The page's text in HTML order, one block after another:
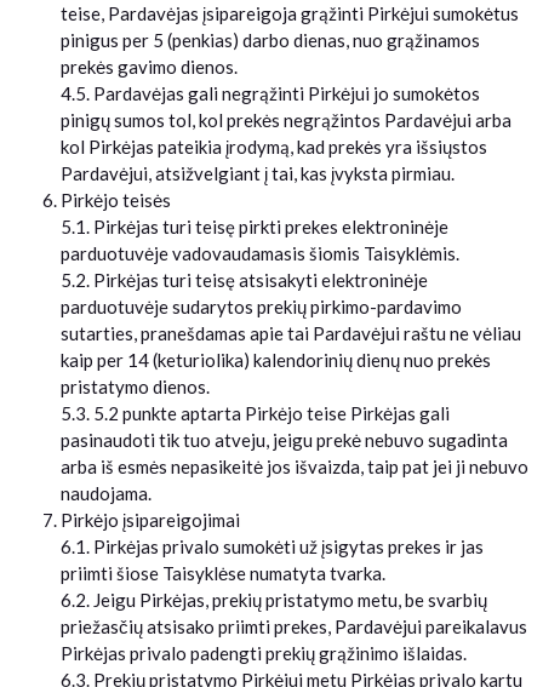
teise, Pardavėjas įsipareigoja grąžinti Pirkėjui sumokėtus
pinigus per 5 (penkias) darbo dienas, nuo grąžinamos
prekės gavimo dienos.
4.5. Pardavėjas gali negrąžinti Pirkėjui jo sumokėtos
pinigų sumos tol, kol prekės negrąžintos Pardavėjui arba
kol Pirkėjas pateikia įrodymą, kad prekės yra išsiųstos
Pardavėjui, atsižvelgiant į tai, kas įvyksta pirmiau.
Pirkėjo teisės
5.1. Pirkėjas turi teisę pirkti prekes elektroninėje
parduotuvėje vadovaudamasis šiomis Taisyklėmis.
5.2. Pirkėjas turi teisę atsisakyti elektroninėje
parduotuvėje sudarytos prekių pirkimo-pardavimo
sutarties, pranešdamas apie tai Pardavėjui raštu ne vėliau
kaip per 14 (keturiolika) kalendorinių dienų nuo prekės
pristatymo dienos.
5.3. 5.2 punkte aptarta Pirkėjo teise Pirkėjas gali
pasinaudoti tik tuo atveju, jeigu prekė nebuvo sugadinta
arba iš esmės nepasikeitė jos išvaizda, taip pat jei ji nebuvo
naudojama.
Pirkėjo įsipareigojimai
6.1. Pirkėjas privalo sumokėti už įsigytas prekes ir jas
priimti šiose Taisyklėse numatyta tvarka.
6.2. Jeigu Pirkėjas, prekių pristatymo metu, be svarbių
priežasčių atsisako priimti prekes, Pardavėjui pareikalavus
Pirkėjas privalo padengti prekių grąžinimo išlaidas.
6.3. Prekių pristatymo Pirkėjui metu Pirkėjas privalo kartu